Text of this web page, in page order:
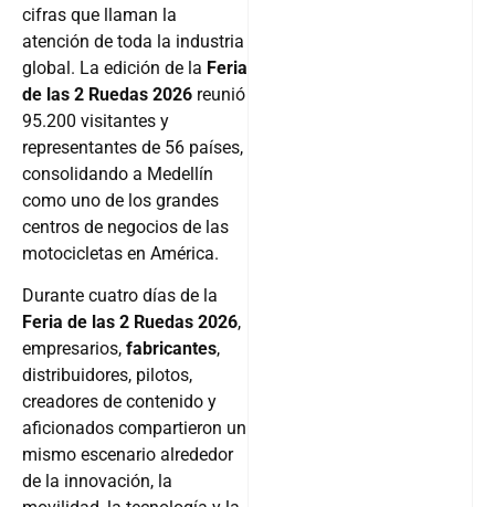
cifras que llaman la
atención de toda la industria
global. La edición de la Feria
de las 2 Ruedas 2026 reunió
95.200 visitantes y
representantes de 56 países,
consolidando a Medellín
como uno de los grandes
centros de negocios de las
motocicletas en América.
Durante cuatro días de la
Feria de las 2 Ruedas 2026,
empresarios, fabricantes,
distribuidores, pilotos,
creadores de contenido y
aficionados compartieron un
mismo escenario alrededor
de la innovación, la